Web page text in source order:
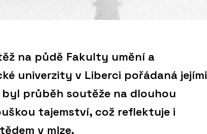
na půdě Fakulty umění a
univerzity v Liberci pořádaná jejími
průběh soutěže na dlouhou
tajemství, což reflektuje i
v mlze.